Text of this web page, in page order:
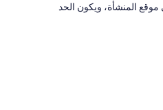
موقع المنشأة، ويكون الحد